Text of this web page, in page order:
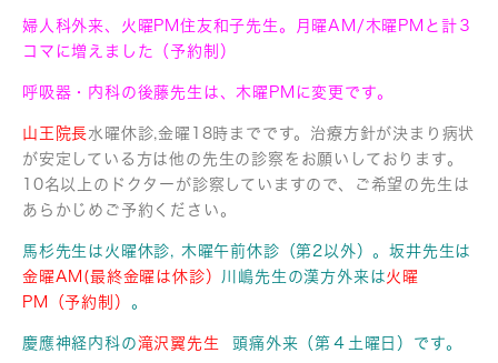
婦人科外来、火曜PM住友和子先生。月曜AM/木曜PMと計３
コマに増えました（予約制）
呼吸器・内科の後藤先生は、木曜PMに変更です。
山王院長水曜休診,金曜18時までです。治療方針が決まり病状
が安定している方は他の先生の診察をお願いしております。
10名以上のドクターが診察していますので、ご希望の先生は
あらかじめご予約ください。
馬杉先生は火曜休診, 木曜午前休診（第2以外）。坂井先生は
金曜AM(最終金曜は休診）
川嶋先生の漢方外来は火曜
PM（予約制） 。
慶應神経内科の滝沢翼先生頭痛外来（第４土曜日）です。